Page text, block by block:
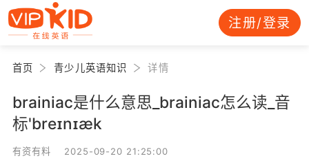
注册/登录
首页 青少儿英语知识 详情
brainiac是什么意思_brainiac怎么读_音
标'breɪnɪæk
有资有料 2025-09-20 21:25:00